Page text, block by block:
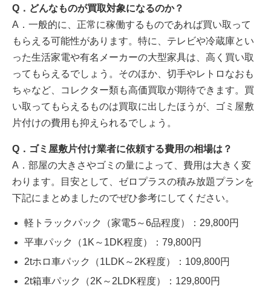
Q．どんなものが買取対象になるのか？
A．一般的に、正常に稼働するものであれば買い取って
もらえる可能性があります。特に、テレビや冷蔵庫とい
った生活家電や有名メーカーの大型家具は、高く買い取
ってもらえるでしょう。そのほか、切手やレトロなおも
ちゃなど、コレクター類も高価買取が期待できます。買
い取ってもらえるものは買取に出したほうが、ゴミ屋敷
片付けの費用も抑えられるでしょう。
Q．ゴミ屋敷片付け業者に依頼する費用の相場は？
A．部屋の大きさやゴミの量によって、費用は大きく変
わります。目安として、ゼロプラスの積み放題プランを
下記にまとめましたのでぜひ参考にしてください。
軽トラックパック（家電5～6品程度）：29,800円
平車パック（1K～1DK程度）：79,800円
2tホロ車パック（1LDK～2K程度）：109,800円
2t箱車パック（2K～2LDK程度）：129,800円